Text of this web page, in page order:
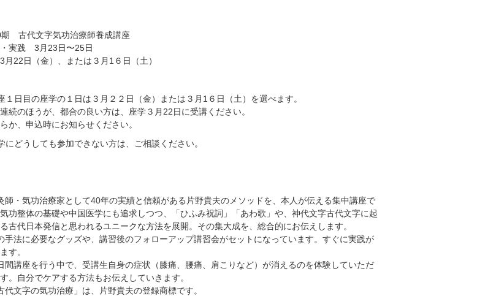
古代文字気功治療師養成講座
実践 3月23日〜25日
月22日（金）、または３月1６日（土）
１日目の座学の１日は３月２２日（金）または３月1６日（土）を選べます。
続のほうが、都合の良い方は、座学３月22日に受講ください。
か、申込時にお知らせください。
にどうしても参加できない方は、ご相談ください。
師・気功治療家として40年の実績と信頼がある片野貴夫のメソッドを、本人が伝える集中講座で
功整体の基礎や中国医学にも追求しつつ、「ひふみ祝詞」「あわ歌」や、神代文字古代文字に起
古代日本発信と思われるユニークな方法を展開。その集大成を、総合的にお伝えします。
手法に必要なグッズや、講習後のフォローアップ講習会がセットになっています。すぐに実践が
す。
間講座を行う中で、受講生自身の症状（膝痛、腰痛、肩こりなど）が消えるのを体験していただ
。自分でケアする方法もお伝えしていきます。
代文字の気功治療」は、片野貴夫の登録商標です。